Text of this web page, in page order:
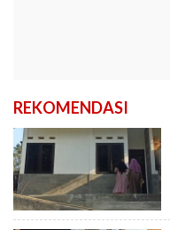
REKOMENDASI